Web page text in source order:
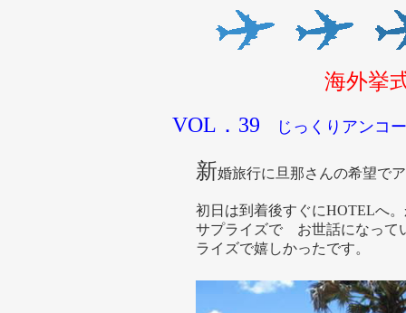
海外挙
VOL．39 じっくりアンコ
新婚旅行に旦那さんの希望で
初日は到着後すぐにHOTELへ
サプライズで お世話になって
ライズで嬉しかったです。